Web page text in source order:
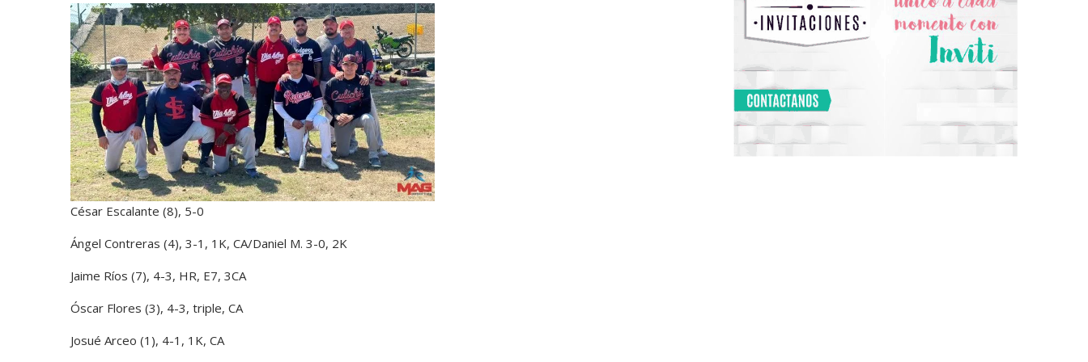
César Escalante (8), 5-0
Ángel Contreras (4), 3-1, 1K, CA/Daniel M. 3-0, 2K
Jaime Ríos (7), 4-3, HR, E7, 3CA
Óscar Flores (3), 4-3, triple, CA
Josué Arceo (1), 4-1, 1K, CA